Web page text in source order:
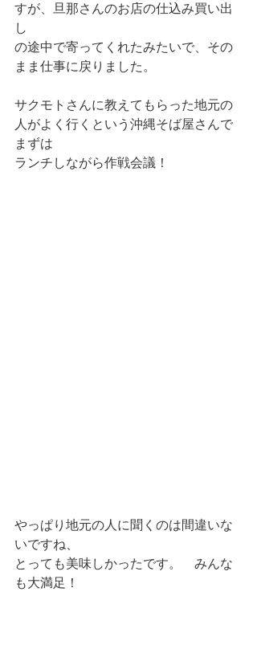
すが、旦那さんのお店の仕込み買い出
し
の途中で寄ってくれたみたいで、その
まま仕事に戻りました。
サクモトさんに教えてもらった地元の
人がよく行くという沖縄そば屋さんで
まずは
ランチしながら作戦会議！
やっぱり地元の人に聞くのは間違いな
いですね、
とっても美味しかったです。　みんな
も大満足！